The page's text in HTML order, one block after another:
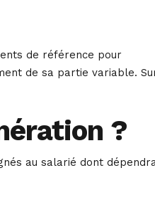
de référence pour
de sa partie variable.
?
au salarié dont